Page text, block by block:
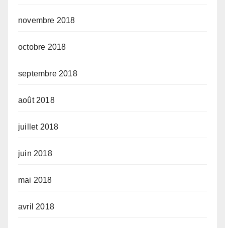
novembre 2018
octobre 2018
septembre 2018
août 2018
juillet 2018
juin 2018
mai 2018
avril 2018